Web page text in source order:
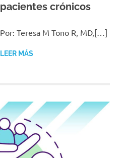
pacientes crónicos
Por: Teresa M Tono R, MD,[…]
LEER MÁS